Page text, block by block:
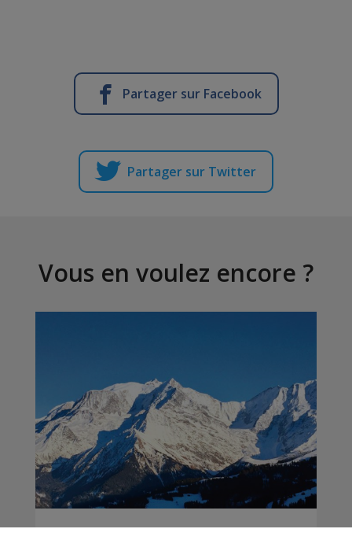
Partager sur Facebook
Partager sur Twitter
Vous en voulez encore ?